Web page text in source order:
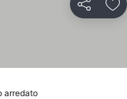
Condividi
arredato